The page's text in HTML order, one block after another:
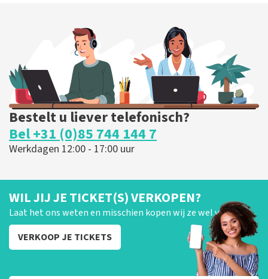
Bestelt u liever telefonisch?
Bel +31 (0)85 744 144 7
Werkdagen 12:00 - 17:00 uur
WIL JIJ JE TICKET(S) VERKOPEN?
Laat het ons weten en misschien kopen wij ze wel van je!
VERKOOP JE TICKETS